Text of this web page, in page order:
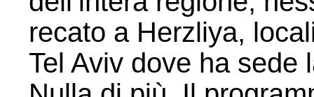
recato a Herzliya,
Tel Aviv dove ha sede